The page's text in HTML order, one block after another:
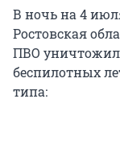
В ночь на 4
Ростовская
ПВО
беспилотных
типа: